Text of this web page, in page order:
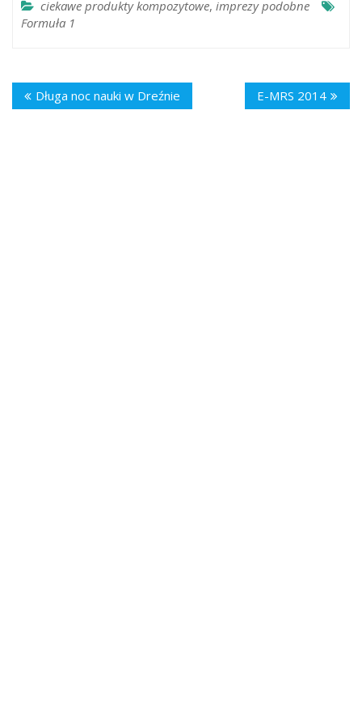
ciekawe produkty kompozytowe, imprezy podobne
Formuła 1
Długa noc nauki w Dreźnie E-MRS 2014